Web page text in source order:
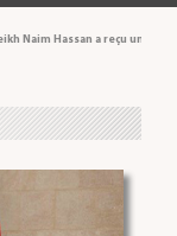
Naim Hassan a reçu une